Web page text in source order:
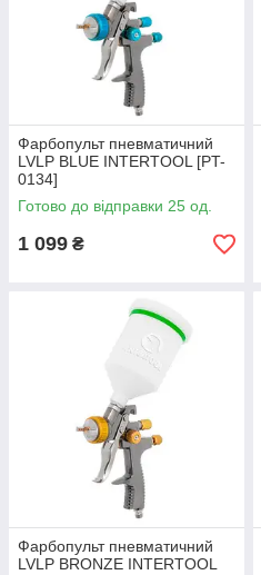
Фарбопульт пневматичний
LVLP BLUE INTERTOOL [PT-
0134]
Готово до відправки 25 од.
1 099 ₴
Фарбопульт пневматичний
LVLP BRONZE INTERTOOL